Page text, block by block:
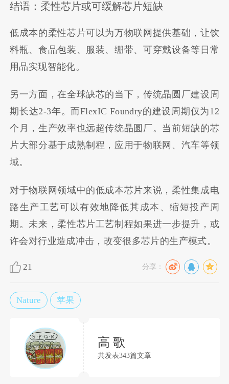
结语：柔性芯片或可缓解芯片短缺
低成本的柔性芯片可以为万物联网提供基础，让饮
料瓶、食品包装、服装、绷带、可穿戴设备等日常
用品实现智能化。
另一方面，在全球缺芯的当下，传统晶圆厂建设周
期长达2-3年。而FlexIC Foundry的建设周期仅为12
个月，生产效率也远超传统晶圆厂。当前短缺的芯
片大部分基于成熟制程，应用于物联网、汽车等领
域。
对于物联网领域中的低成本芯片来说，柔性集成电
路生产工艺可以有效地降低其成本、缩短投产周
期。未来，柔性芯片工艺制程如果进一步提升，或
许会对行业造成冲击，改变很多芯片的生产模式。
21 分享：
Nature 苹果
高 歌
共发表343篇文章